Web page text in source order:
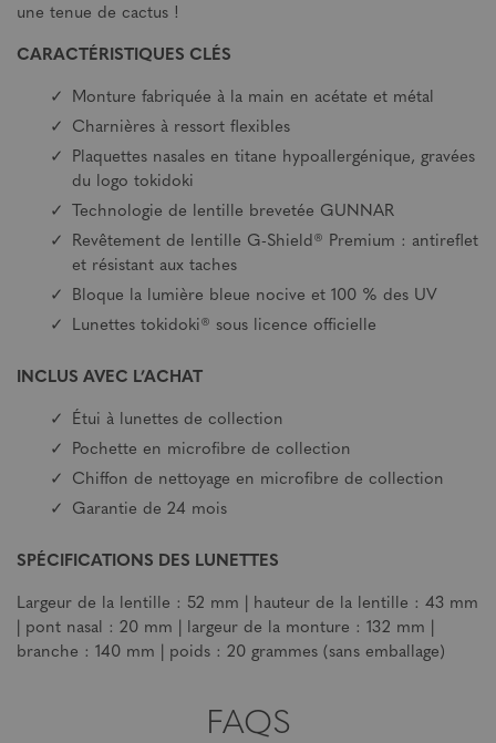
une tenue de cactus !
CARACTÉRISTIQUES CLÉS
Monture fabriquée à la main en acétate et métal
Charnières à ressort flexibles
Plaquettes nasales en titane hypoallergénique, gravées
du logo tokidoki
Technologie de lentille brevetée GUNNAR
Revêtement de lentille G-Shield® Premium : antireflet
et résistant aux taches
Bloque la lumière bleue nocive et 100 % des UV
Lunettes tokidoki® sous licence officielle
INCLUS AVEC L’ACHAT
Étui à lunettes de collection
Pochette en microfibre de collection
Chiffon de nettoyage en microfibre de collection
Garantie de 24 mois
SPÉCIFICATIONS DES LUNETTES
Largeur de la lentille : 52 mm | hauteur de la lentille : 43 mm
| pont nasal : 20 mm | largeur de la monture : 132 mm |
branche : 140 mm | poids : 20 grammes (sans emballage)
FAQS